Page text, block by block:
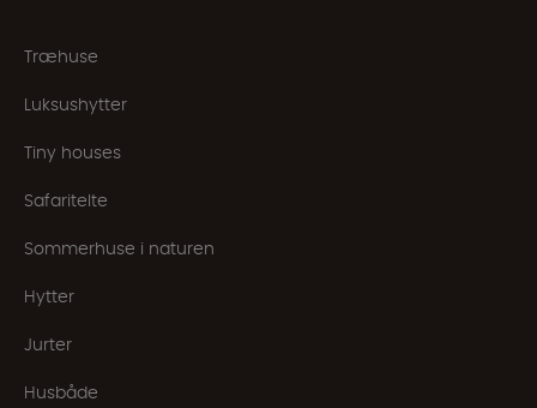
Træhuse
Luksushytter
Tiny houses
Safaritelte
Sommerhuse i naturen
Hytter
Jurter
Husbåde